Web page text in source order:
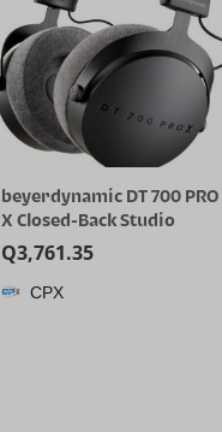
beyerdynamic DT 700 PRO
X Closed-Back Studio
Headphones with
Stellar.45 Driver for
Recording and Monitoring
Q3,761.35
CPX